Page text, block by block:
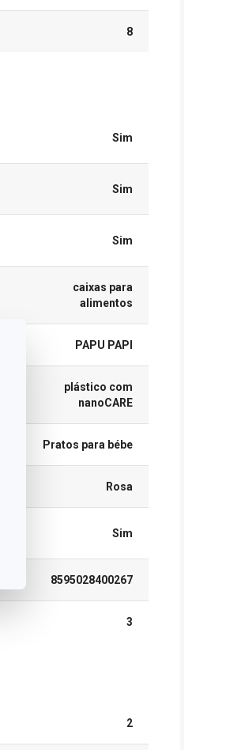
8
Sim
Sim
Sim
caixas para
alimentos
PAPU PAPI
plástico com
nanoCARE
Pratos para bébe
Rosa
Sim
8595028400267
3
2